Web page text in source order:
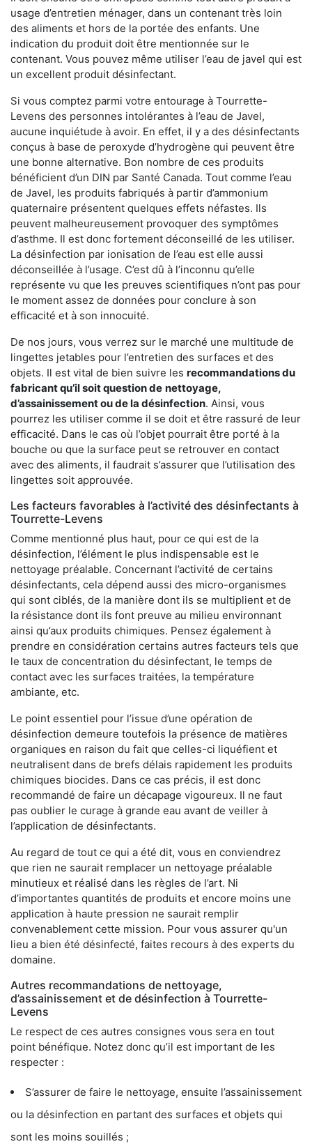
usage d’entretien ménager, dans un contenant très loin
des aliments et hors de la portée des enfants. Une
indication du produit doit être mentionnée sur le
contenant. Vous pouvez même utiliser l’eau de javel qui est
un excellent produit désinfectant.
Si vous comptez parmi votre entourage à Tourrette-
Levens des personnes intolérantes à l’eau de Javel,
aucune inquiétude à avoir. En effet, il y a des désinfectants
conçus à base de peroxyde d’hydrogène qui peuvent être
une bonne alternative. Bon nombre de ces produits
bénéficient d’un DIN par Santé Canada. Tout comme l’eau
de Javel, les produits fabriqués à partir d’ammonium
quaternaire présentent quelques effets néfastes. Ils
peuvent malheureusement provoquer des symptômes
d’asthme. Il est donc fortement déconseillé de les utiliser.
La désinfection par ionisation de l’eau est elle aussi
déconseillée à l’usage. C’est dû à l’inconnu qu’elle
représente vu que les preuves scientifiques n’ont pas pour
le moment assez de données pour conclure à son
efficacité et à son innocuité.
De nos jours, vous verrez sur le marché une multitude de
lingettes jetables pour l’entretien des surfaces et des
objets. Il est vital de bien suivre les recommandations du
fabricant qu’il soit question de nettoyage,
d’assainissement ou de la désinfection. Ainsi, vous
pourrez les utiliser comme il se doit et être rassuré de leur
efficacité. Dans le cas où l’objet pourrait être porté à la
bouche ou que la surface peut se retrouver en contact
avec des aliments, il faudrait s’assurer que l’utilisation des
lingettes soit approuvée.
Les facteurs favorables à l’activité des désinfectants à
Tourrette-Levens
Comme mentionné plus haut, pour ce qui est de la
désinfection, l’élément le plus indispensable est le
nettoyage préalable. Concernant l’activité de certains
désinfectants, cela dépend aussi des micro-organismes
qui sont ciblés, de la manière dont ils se multiplient et de
la résistance dont ils font preuve au milieu environnant
ainsi qu’aux produits chimiques. Pensez également à
prendre en considération certains autres facteurs tels que
le taux de concentration du désinfectant, le temps de
contact avec les surfaces traitées, la température
ambiante, etc.
Le point essentiel pour l’issue d’une opération de
désinfection demeure toutefois la présence de matières
organiques en raison du fait que celles-ci liquéfient et
neutralisent dans de brefs délais rapidement les produits
chimiques biocides. Dans ce cas précis, il est donc
recommandé de faire un décapage vigoureux. Il ne faut
pas oublier le curage à grande eau avant de veiller à
l’application de désinfectants.
Au regard de tout ce qui a été dit, vous en conviendrez
que rien ne saurait remplacer un nettoyage préalable
minutieux et réalisé dans les règles de l’art. Ni
d’importantes quantités de produits et encore moins une
application à haute pression ne saurait remplir
convenablement cette mission. Pour vous assurer qu'un
lieu a bien été désinfecté, faites recours à des experts du
domaine.
Autres recommandations de nettoyage,
d’assainissement et de désinfection à Tourrette-
Levens
Le respect de ces autres consignes vous sera en tout
point bénéfique. Notez donc qu’il est important de les
respecter :
S’assurer de faire le nettoyage, ensuite l’assainissement
ou la désinfection en partant des surfaces et objets qui
sont les moins souillés ;